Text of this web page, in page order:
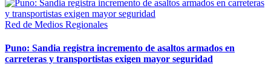
Red de Medios Regionales
Puno: Sandia registra incremento de asaltos armados en
carreteras y transportistas exigen mayor seguridad